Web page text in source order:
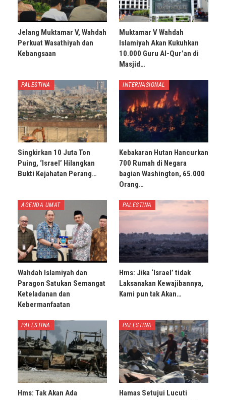
Jelang Muktamar V, Wahdah
Perkuat Wasathiyah dan
Kebangsaan
Muktamar V Wahdah
Islamiyah Akan Kukuhkan
10.000 Guru Al-Qur’an di
Masjid…
PALESTINA
Singkirkan 10 Juta Ton
Puing, ‘Israel’ Hilangkan
Bukti Kejahatan Perang…
INTERNASIONAL
Kebakaran Hutan Hancurkan
700 Rumah di Negara
bagian Washington, 65.000
Orang…
AGENDA UMAT
Wahdah Islamiyah dan
Paragon Satukan Semangat
Keteladanan dan
Kebermanfaatan
PALESTINA
Hms: Jika ‘Israel’ tidak
Laksanakan Kewajibannya,
Kami pun tak Akan…
PALESTINA
Hms: Tak Akan Ada
PALESTINA
Hamas Setujui Lucuti